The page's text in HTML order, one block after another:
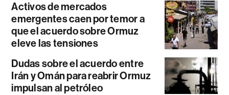
Activos de mercados
emergentes caen por temor a
que el acuerdo sobre Ormuz
eleve las tensiones
Dudas sobre el acuerdo entre
Irán y Omán para reabrir Ormuz
impulsan al petróleo